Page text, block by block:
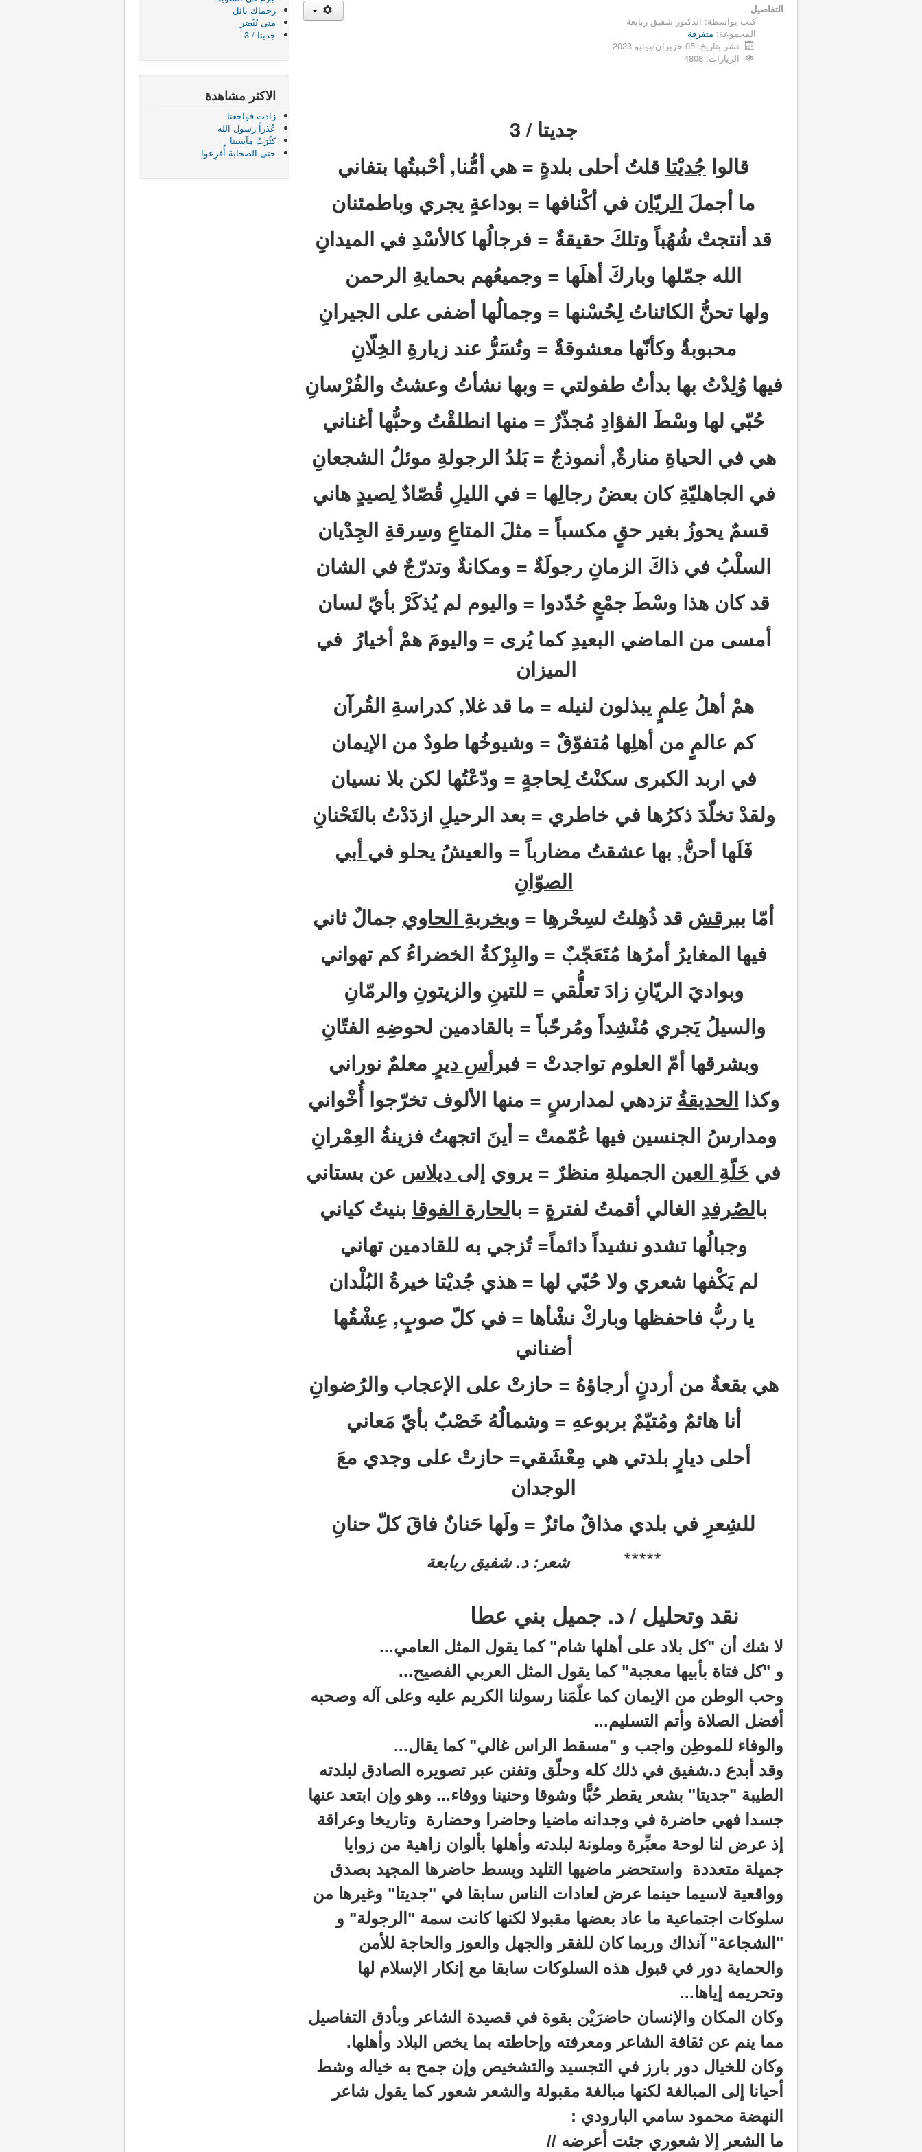
التفاصيل
كتب بواسطة: الدكتور شفيق ربابعة
المجموعة: متفرقة
نشر بتاريخ: 05 حزيران/يونيو 2023
الزيارات: 4808
جديتا / 3
قالوا جُديْتا قلتُ أحلى بلدةٍ = هي أمُّنا, أحْببتُها بتفاني
ما أجملَ الريّان في أكْنافها = بوداعةٍ يجري وباطمئنان
قد أنتجتْ شُهُباً وتلكَ حقيقةٌ = فرجالُها كالأسْدِ في الميدانِ
الله جمّلها وباركَ أهلَها = وجميعُهم بحمايةِ الرحمن
ولها تحنُّ الكائناتُ لِحُسْنها = وجمالُها أضفى على الجيرانِ
محبوبةٌ وكأنّها معشوقةٌ = وتُسَرُّ عند زيارةِ الخِلّانِ
فيها وُلِدْتُ بها بدأتُ طفولتي = وبها نشأتُ وعشتُ والفُرْسانِ
حُبّي لها وسْطَ الفؤادِ مُجذّرٌ = منها انطلقْتُ وحبُّها أغناني
هي في الحياةِ منارةٌ, أنموذجٌ = بَلدُ الرجولةِ موئلُ الشجعانِ
في الجاهليّةِ كان بعضُ رجالِها = في الليلِ قُصّادٌ لِصيدٍ هاني
قسمٌ يحوزُ بغير حقٍ مكسباً = مثلَ المتاعِ وسِرقةِ الجِدْيان
السلْبُ في ذاكَ الزمانِ رجولَةٌ = ومكانةٌ وتدرّجٌ في الشان
قد كان هذا وسْطَ جمْعٍ حُدّدوا = واليوم لم يُذكَرْ بأيّ لسان
أمسى من الماضي البعيدِ كما يُرى = واليومَ همْ أخيارُ في
الميزان
همْ أهلُ عِلمٍ يبذلون لنيله = ما قد غلا, كدراسةِ القُرآن
كم عالمٍ من أهلِها مُتفوّقٌ = وشيوخُها طودٌ من الإيمان
في اربد الكبرى سكنْتُ لِحاجةٍ = ودّعْتُها لكن بلا نسيان
ولقدْ تخلّدَ ذكرُها في خاطري = بعد الرحيلِ ازدَدْتُ بالتَحْنانِ
فَلَها أحنُّ, بها عشقتُ مضارباً = والعيشُ يحلو في أبي
الصوّانِ
أمّا ببرقش قد ذُهِلتُ لسِحْرهِا = وبخربةِ الحاوي جمالٌ ثاني
فيها المغايرُ أمرُها مُتَعَجّبٌ = والبِرْكةُ الخضراءُ كم تهواني
وبواديَ الريّانِ زادَ تعلُّقي = للتينِ والزيتونِ والرمّانِ
والسيلُ يَجري مُنْشِداً ومُرحّباً = بالقادمين لحوضِهِ الفتّانِ
وبشرقها أمّ العلوم تواجدتْ = فبرأسِ ديرٍ معلمٌ نوراني
وكذا الحديقةُ تزدهي لمدارسٍ = منها الألوف تخرّجوا أُخْواني
ومدارسُ الجنسين فيها عُمّمتْ = أينَ اتجهتُ فزينةُ العِمْرانِ
في خَلّةِ العين الجميلةِ منظرٌ = يروي إلى ديلاس عن بستاني
بالصُرفدِ الغالي أقمتُ لفترةٍ = بالحارة الفوقا بنيتُ كياني
وجبالُها تشدو نشيداً دائماً= تُزجي به للقادمين تهاني
لم يَكْفها شعري ولا حُبّي لها = هذي جُديْتا خيرةُ البُلْدان
يا ربُّ فاحفظها وباركْ نشْأها = في كلّ صوبٍ, عِشْقُها
أضناني
هي بقعةٌ من أردنٍ أرجاؤهُ = حازتْ على الإعجاب والرُضوانِ
أنا هائمٌ ومُتيّمٌ بربوعهِ = وشمالُهُ خَصْبٌ بأيّ مَعاني
أحلى ديارٍ بلدتي هي مِعْشَقي= حازتْ على وجدي معَ
الوجدان
للشِعرِ في بلدي مذاقٌ مائزٌ = ولَها حَنانٌ فاقَ كلّ حنانِ
*****
شعر: د. شفيق ربابعة
نقد وتحليل / د. جميل بني عطا
لا شك أن "كل بلاد على أهلها شام" كما يقول المثل العامي...
و "كل فتاة بأبيها معجبة" كما يقول المثل العربي الفصيح...
وحب الوطن من الإيمان كما علّمَنا رسولنا الكريم عليه وعلى آله وصحبه
أفضل الصلاة وأتم التسليم...
والوفاء للموطِن واجب و "مسقط الراس غالي" كما يقال...
وقد أبدع د.شفيق في ذلك كله وحلّق وتفنن عبر تصويره الصادق لبلدته
الطيبة "جديتا" بشعر يقطر حُبًّا وشوقا وحنينا ووفاء... وهو وإن ابتعد عنها
جسدا فهي حاضرة في وجدانه ماضيا وحاضرا وحضارة وتاريخا وعراقة
إذ عرض لنا لوحة معبِّرة وملونة لبلدته وأهلها بألوان زاهية من زوايا
جميلة متعددة واستحضر ماضيها التليد وبسط حاضرها المجيد بصدق
وواقعية لاسيما حينما عرض لعادات الناس سابقا في "جديتا" وغيرها من
سلوكات اجتماعية ما عاد بعضها مقبولا لكنها كانت سمة "الرجولة" و
"الشجاعة" آنذاك وربما كان للفقر والجهل والعوز والحاجة للأمن
والحماية دور في قبول هذه السلوكات سابقا مع إنكار الإسلام لها
وتحريمه إياها...
وكان المكان والإنسان حاضرَيْن بقوة في قصيدة الشاعر وبأدق التفاصيل
مما ينم عن ثقافة الشاعر ومعرفته وإحاطته بما يخص البلاد وأهلها.
وكان للخيال دور بارز في التجسيد والتشخيص وإن جمح به خياله وشط
أحيانا إلى المبالغة لكنها مبالغة مقبولة والشعر شعور كما يقول شاعر
النهضة محمود سامي البارودي :
ما الشعر إلا شعوري جئت أعرضه //
رحماك نائل
متى نُنْصَر
جديتا / 3
الاكثر مشاهدة
زادت فواجعنا
عُذراً رسول الله
كَثُرَتْ مآسينا
حتى الصحابةَ أُفزِعوا